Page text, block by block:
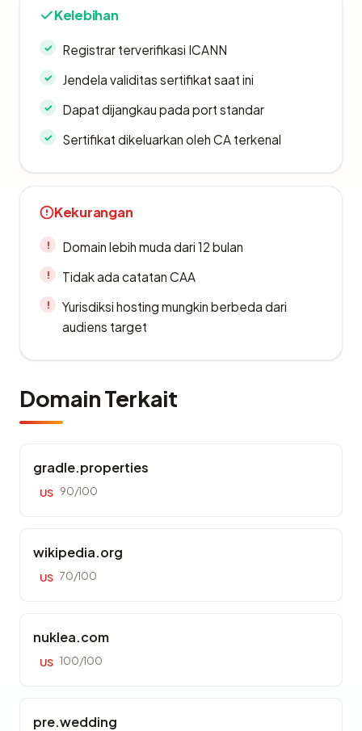
Kelebihan
Registrar terverifikasi ICANN
Jendela validitas sertifikat saat ini
Dapat dijangkau pada port standar
Sertifikat dikeluarkan oleh CA terkenal
Kekurangan
Domain lebih muda dari 12 bulan
Tidak ada catatan CAA
Yurisdiksi hosting mungkin berbeda dari
audiens target
Domain Terkait
gradle.properties
US 90/100
wikipedia.org
US 70/100
nuklea.com
US 100/100
pre.wedding